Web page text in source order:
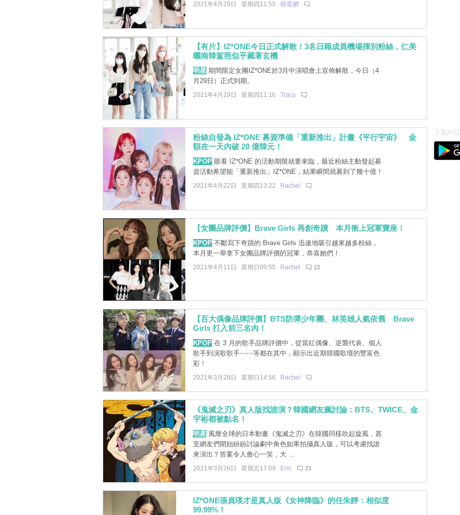
2021年4月29日 星期四11:55 韓星網
【有片】IZ*ONE今日正式解散！3名日籍成員機場揮別粉絲，仁美
曬南韓駕照似乎藏著玄機
明星期間限定女團IZ*ONE於3月中演唱會上宣佈解散，今日（4
月29日）正式到期。
2021年4月29日 星期四11:16 Tracy
粉絲自發為 IZ*ONE 募資準備「重新推出」計畫《平行宇宙》 金
額在一天內破 20 億韓元！
KPOP眼看 IZ*ONE 的活動期限就要來臨，最近粉絲主動發起募
資活動希望能「重新推出」IZ*ONE，結果瞬間就募到了幾十億！
2021年4月22日 星期四13:22 Rachel
【女團品牌評價】Brave Girls 再創奇蹟 本月衝上冠軍寶座！
KPOP不斷寫下奇蹟的 Brave Girls 迅速地吸引越來越多粉絲，
本月更一舉拿下女團品牌評價的冠軍，恭喜她們！
2021年4月11日 星期日09:55 Rachel 13
【百大偶像品牌評價】BTS防彈少年團、林英雄人氣依舊 Brave
Girls 打入前三名內！
KPOP在 3 月的歌手品牌評價中，從當紅偶像、逆襲代表、個人
歌手到演歌歌手⋯⋯等都在其中，顯示出近期韓國歌壇的豐富色
彩！
2021年3月28日 星期日14:56 Rachel
《鬼滅之刃》真人版找誰演？韓國網友瘋討論：BTS、TWICE、金
宇彬都被點名！
明星風靡全球的日本動畫《鬼滅之刃》在韓國同樣吹起旋風，甚
至網友們開始紛紛討論劇中角色如果拍攝真人版，可以考慮找誰
來演出？答案令人會心一笑，大 ...
2021年3月26日 星期五17:09 Erin 23
IZ*ONE張員瑛才是真人版《女神降臨》的任朱靜：相似度
99.99%！
下載